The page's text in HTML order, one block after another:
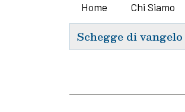
Home Chi Siamo
Schegge di vangelo